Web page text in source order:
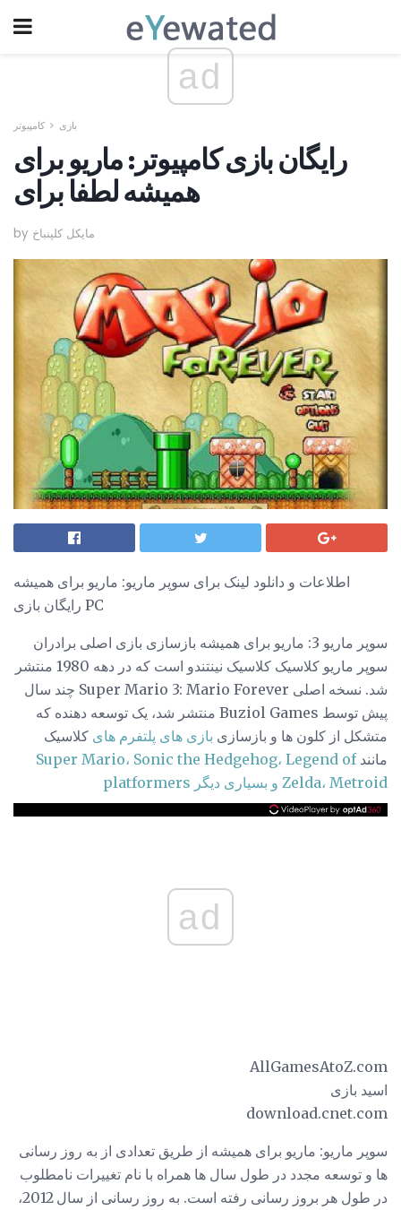
ad
بازی کامپیوتر
رایگان بازی کامپیوتر: ماریو برای
همیشه لطفا برای
by مایکل کلپنباخ
اطلاعات و دانلود لینک برای سوپر ماریو: ماریو برای همیشه
رایگان بازی PC
سوپر ماریو 3: ماریو برای همیشه بازسازی بازی اصلی برادران
سوپر ماریو کلاسیک کلاسیک نینتندو است که در دهه 1980 منتشر
شد. نسخه اصلی Super Mario 3: Mario Forever چند سال
پیش توسط Buziol Games منتشر شد، یک توسعه دهنده که
متشکل از کلون ها و بازسازی بازی های پلتفرم های کلاسیک
مانندSuper Mario، Sonic the Hedgehog، Legend of
Zelda، Metroid و بسیاری دیگر platformers
ad
AllGamesAtoZ.com
اسید بازی
download.cnet.com
سوپر ماریو: ماریو برای همیشه از طریق تعدادی از به روز رسانی
ها و توسعه مجدد در طول سال ها همراه با نام تغییرات نامطلوب
در طول هر بروز رسانی رفته است. به روز رسانی از سال 2012،